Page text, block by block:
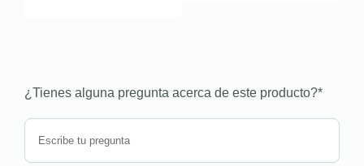
¿Tienes alguna pregunta acerca de este producto?*